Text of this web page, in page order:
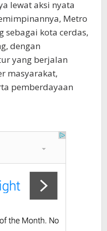
lewat aksi nyata
Metro
sebagai kota cerdas,
dengan
yang berjalan
masyarakat,
pemberdayaan